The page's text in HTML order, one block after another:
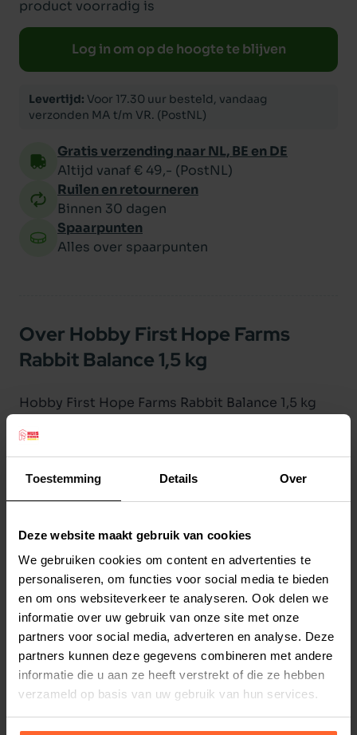
Toestemming Details Over
Deze website maakt gebruik van cookies
We gebruiken cookies om content en advertenties te
personaliseren, om functies voor social media te bieden
en om ons websiteverkeer te analyseren. Ook delen we
informatie over uw gebruik van onze site met onze
partners voor social media, adverteren en analyse. Deze
partners kunnen deze gegevens combineren met andere
informatie die u aan ze heeft verstrekt of die ze hebben
verzameld op basis van uw gebruik van hun services.
product voorradig is
Log in om op de hoogte te blijven
Levertijd: Voor 17.30 uur besteld, vandaag
verzonden MA t/m VR. (PostNL)
Gratis verzending naar NL, BE en DE
Altijd vanaf € 49,- (PostNL)
Ruilen en retourneren
Binnen 30 dagen
Spaarpunten
Alles over spaarpunten
Over Hobby First Hope Farms
Rabbit Balance 1,5 kg
Hobby First Hope Farms Rabbit Balance 1,5 kg
brok voorkomt selectief eetgedrag. Het is rijk
aan vezels uit Alfafla.
Grain Free
Dental Care
Rich in Timothy
Intestinal Security
Maximum Fibre
All-in-One
GMO-free formulated
Productspecificaties
Stel uw bestelherinnering in:(2 weken)
2 weken
Elke
4 weken
Elke
6 weken
Elke
8 weken
Elke
10 weken
Elke
12 weken